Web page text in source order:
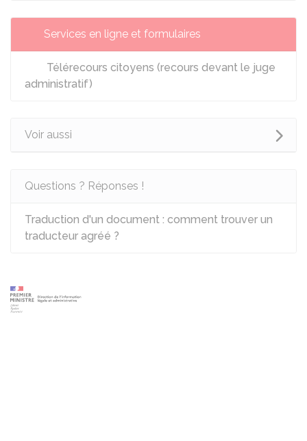
Services en ligne et formulaires
Télérecours citoyens (recours devant le juge
administratif)
Voir aussi
Questions ? Réponses !
Traduction d'un document : comment trouver un
traducteur agréé ?